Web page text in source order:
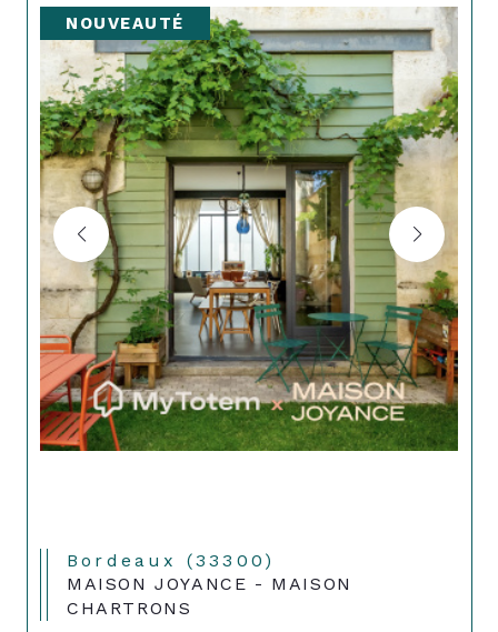
NOUVEAUTÉ
Bordeaux (33300)
MAISON JOYANCE - MAISON
CHARTRONS